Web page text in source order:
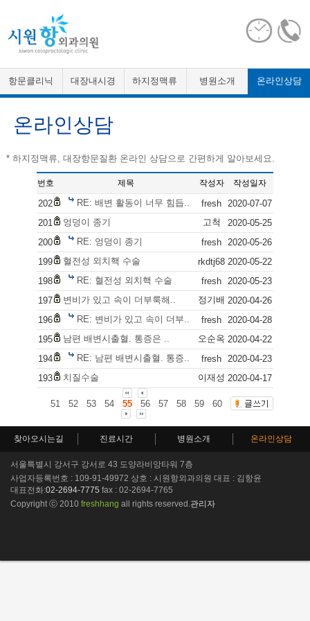
항문클리닉 대장내시경 하지정맥류 병원소개 온라인상담
온라인상담
* 하지정맥류, 대장항문질환 온라인 상담으로 간편하게 알아보세요.
번호 제목 작성자 작성일자
202 RE: 배변 활동이 너무 힘듭.. fresh
2020-07-07
201
엉덩이 종기 고척
2020-05-25
200
RE: 엉덩이 종기 fresh
2020-05-26
199
혈전성 외치핵 수술 rkdtj68 2020-05-22
198
RE: 혈전성 외치핵 수술 fresh
2020-05-23
197
변비가 있고 속이 더부룩해.. 정기배 2020-04-26
196
RE: 변비가 있고 속이 더부.. fresh
2020-04-28
195
남편 배변시출혈. 통증은 .. 오순옥 2020-04-22
194
RE: 남편 배변시출혈. 통증.. fresh
2020-04-23
193
치질수술 이재성 2020-04-17
51 52 53 54 55 56 57 58 59 60
찾아오시는길 진료시간 병원소개 온라인상담
서울특별시 강서구 강서로 43 도양라비앙타워 7층
사업자등록번호 : 109-91-49972 상호 : 시원항외과의원 대표 : 김항윤
대표전화:02-2694-7775 fax : 02-2694-7765
Copyright ⓒ 2010 freshhang all rights reserved. 관리자